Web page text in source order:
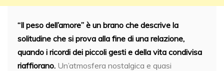
“Il peso dell’amore” è un brano che descrive la
solitudine che si prova alla fine di una relazione,
quando i ricordi dei piccoli gesti e della vita condivisa
riaffiorano. Un’atmosfera nostalgica e quasi